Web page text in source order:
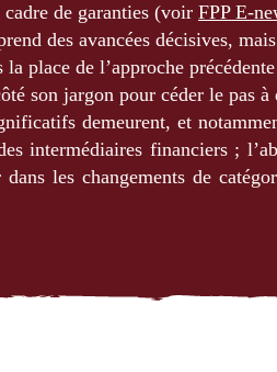
de garanties (voir FPP E-
des avancées décisives,
place de l’approche
son jargon pour céder le pas
demeurent, et
intermédiaires financiers ;
dans les changements de